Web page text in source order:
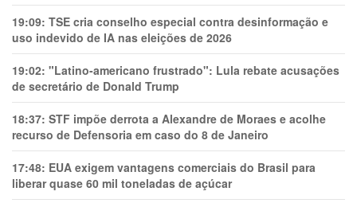
19:09: TSE cria conselho especial contra desinformação e
uso indevido de IA nas eleições de 2026
19:02: "Latino-americano frustrado": Lula rebate acusações
de secretário de Donald Trump
18:37: STF impõe derrota a Alexandre de Moraes e acolhe
recurso de Defensoria em caso do 8 de Janeiro
17:48: EUA exigem vantagens comerciais do Brasil para
liberar quase 60 mil toneladas de açúcar